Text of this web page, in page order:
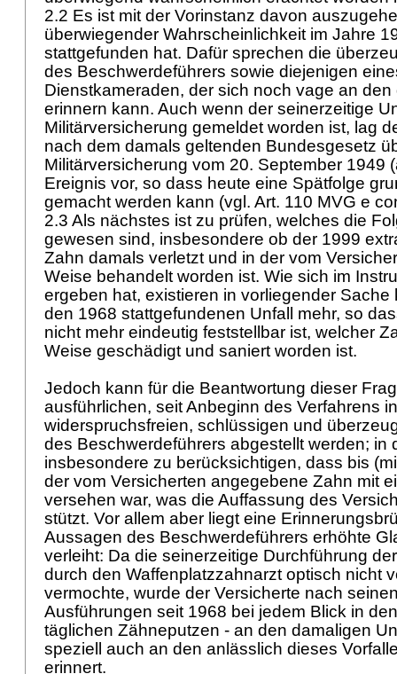
2.2 Es ist mit der Vorinstanz davon
überwiegender Wahrscheinlichkeit im Jahre
stattgefunden hat. Dafür sprechen die
des Beschwerdeführers sowie diejenigen
Dienstkameraden, der sich noch vage an den
erinnern kann. Auch wenn der seinerzeitige
Militärversicherung gemeldet worden ist, lag
nach dem damals geltenden Bundesgesetz
Militärversicherung vom 20. September 1949
Ereignis vor, so dass heute eine Spätfolge
gemacht werden kann (vgl. Art. 110 MVG e
2.3 Als nächstes ist zu prüfen, welches die
gewesen sind, insbesondere ob der 1999
Zahn damals verletzt und in der vom
Weise behandelt worden ist. Wie sich im
ergeben hat, existieren in vorliegender Sache
den 1968 stattgefundenen Unfall mehr, so
nicht mehr eindeutig feststellbar ist, welcher
Weise geschädigt und saniert worden ist.
Jedoch kann für die Beantwortung dieser
ausführlichen, seit Anbeginn des Verfahrens
widerspruchsfreien, schlüssigen und
des Beschwerdeführers abgestellt werden; in
insbesondere zu berücksichtigen, dass bis
der vom Versicherten angegebene Zahn mit
versehen war, was die Auffassung des
stützt. Vor allem aber liegt eine
Aussagen des Beschwerdeführers erhöhte
verleiht: Da die seinerzeitige Durchführung
durch den Waffenplatzzahnarzt optisch nicht
vermochte, wurde der Versicherte nach
Ausführungen seit 1968 bei jedem Blick in
täglichen Zähneputzen - an den damaligen
speziell auch an den anlässlich dieses
erinnert.